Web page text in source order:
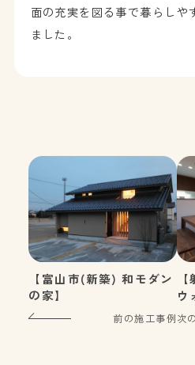
面の充実を図る事で暮らしや
ました。
【富山市(新築) 和モダン
の家】
前の施工事例
ウ
次